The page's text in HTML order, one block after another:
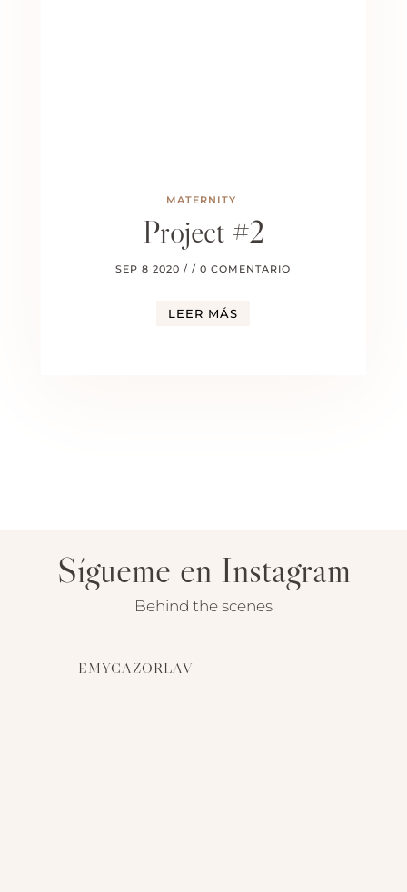
MATERNITY
Project #2
SEP 8 2020 / / 0 COMENTARIO
LEER MÁS
Sígueme en Instagram
Behind the scenes
EMYCAZORLAV